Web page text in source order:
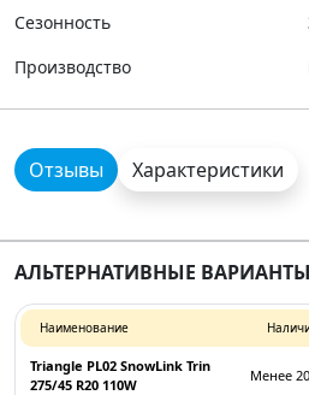
Сезонность
Производство
Отзывы Характеристики
АЛЬТЕРНАТИВНЫЕ ВАРИАНТЫ
Наименование
Triangle PL02 SnowLink Trin
275/45 R20 110W
Менее